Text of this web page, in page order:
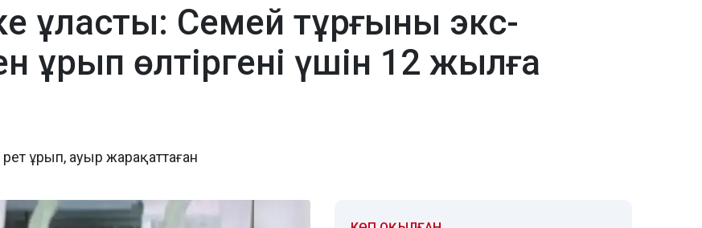
ұласты: Семей тұрғыны экс-
өлтіргені үшін 12 жылға
ұрып, ауыр жарақаттаған